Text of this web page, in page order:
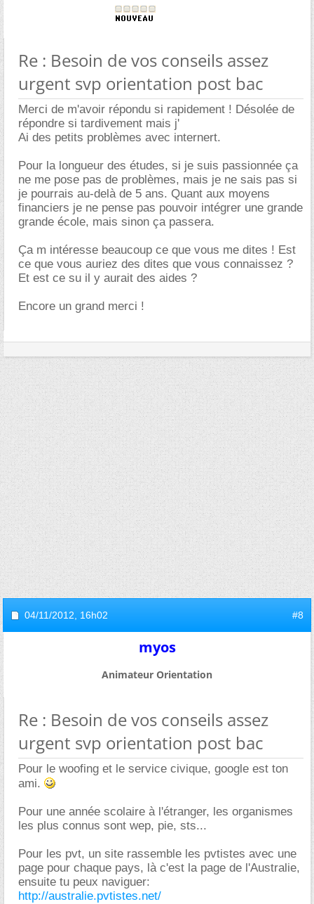
Re : Besoin de vos conseils assez
urgent svp orientation post bac
Merci de m'avoir répondu si rapidement ! Désolée de
répondre si tardivement mais j'
Ai des petits problèmes avec internert.
Pour la longueur des études, si je suis passionnée ça
ne me pose pas de problèmes, mais je ne sais pas si
je pourrais au-delà de 5 ans. Quant aux moyens
financiers je ne pense pas pouvoir intégrer une grande
grande école, mais sinon ça passera.
Ça m intéresse beaucoup ce que vous me dites ! Est
ce que vous auriez des dites que vous connaissez ?
Et est ce su il y aurait des aides ?
Encore un grand merci !
04/11/2012, 16h02 #8
myos
Animateur Orientation
Re : Besoin de vos conseils assez
urgent svp orientation post bac
Pour le woofing et le service civique, google est ton
ami.
Pour une année scolaire à l'étranger, les organismes
les plus connus sont wep, pie, sts...
Pour les pvt, un site rassemble les pvtistes avec une
page pour chaque pays, là c'est la page de l'Australie,
ensuite tu peux naviguer:
http://australie.pvtistes.net/